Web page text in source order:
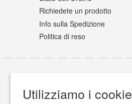
Utilizziamo i cookie
Richiedete un prodotto
Info sulla Spedizione
Politica di reso